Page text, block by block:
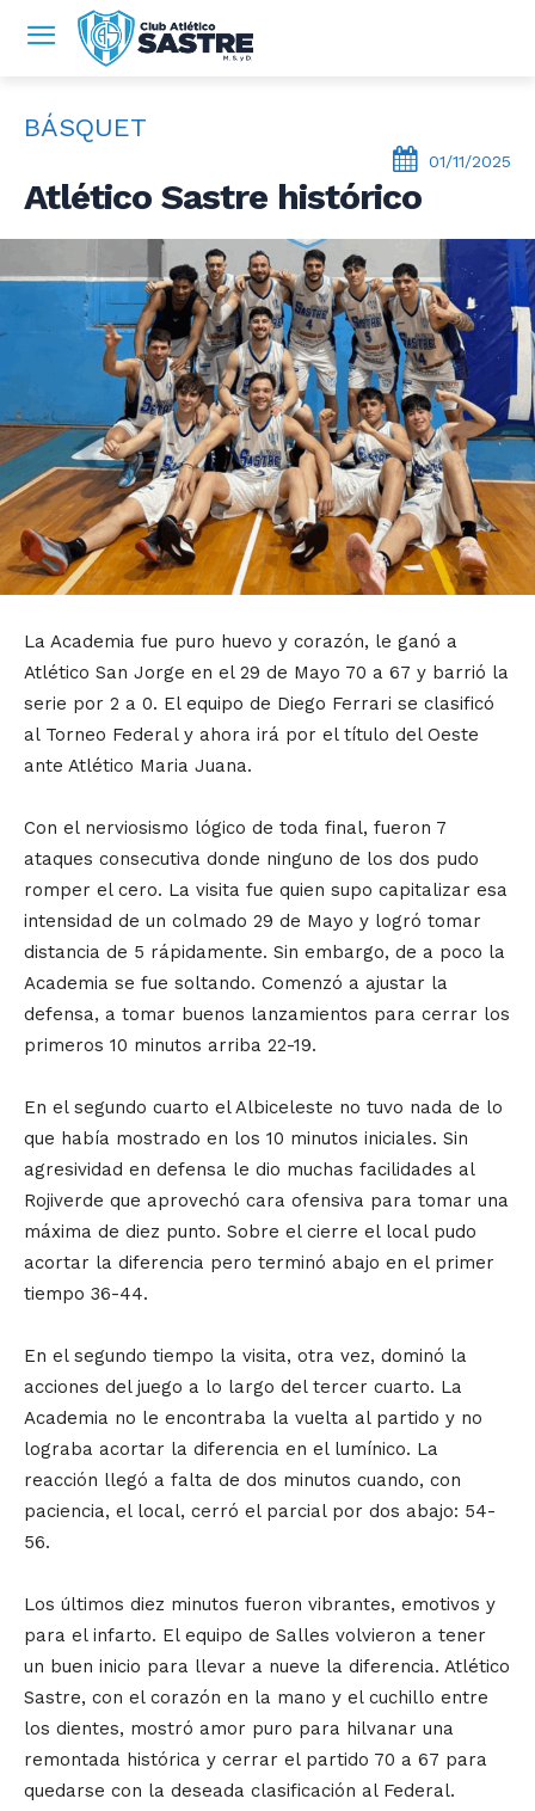
BÁSQUET
01/11/2025
Atlético Sastre histórico
La Academia fue puro huevo y corazón, le ganó a
Atlético San Jorge en el 29 de Mayo 70 a 67 y barrió la
serie por 2 a 0. El equipo de Diego Ferrari se clasificó
al Torneo Federal y ahora irá por el título del Oeste
ante Atlético Maria Juana.
Con el nerviosismo lógico de toda final, fueron 7
ataques consecutiva donde ninguno de los dos pudo
romper el cero. La visita fue quien supo capitalizar esa
intensidad de un colmado 29 de Mayo y logró tomar
distancia de 5 rápidamente. Sin embargo, de a poco la
Academia se fue soltando. Comenzó a ajustar la
defensa, a tomar buenos lanzamientos para cerrar los
primeros 10 minutos arriba 22-19.
En el segundo cuarto el Albiceleste no tuvo nada de lo
que había mostrado en los 10 minutos iniciales. Sin
agresividad en defensa le dio muchas facilidades al
Rojiverde que aprovechó cara ofensiva para tomar una
máxima de diez punto. Sobre el cierre el local pudo
acortar la diferencia pero terminó abajo en el primer
tiempo 36-44.
En el segundo tiempo la visita, otra vez, dominó la
acciones del juego a lo largo del tercer cuarto. La
Academia no le encontraba la vuelta al partido y no
lograba acortar la diferencia en el lumínico. La
reacción llegó a falta de dos minutos cuando, con
paciencia, el local, cerró el parcial por dos abajo: 54-
56.
Los últimos diez minutos fueron vibrantes, emotivos y
para el infarto. El equipo de Salles volvieron a tener
un buen inicio para llevar a nueve la diferencia. Atlético
Sastre, con el corazón en la mano y el cuchillo entre
los dientes, mostró amor puro para hilvanar una
remontada histórica y cerrar el partido 70 a 67 para
quedarse con la deseada clasificación al Federal.